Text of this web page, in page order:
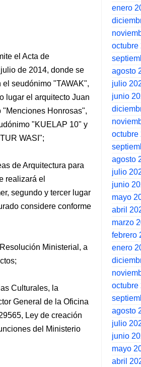
el Acta de
de 2014, donde se
seudónimo "TAWAK",
lugar el arquitecto Juan
Honrosas",
"KUELAP 10" y
WASI";
de Arquitectura para
realizará el
segundo y tercer lugar
considere conforme
Ministerial, a
Culturales, la
General de la Oficina
Ley de creación
del Ministerio
enero
octubre
agosto
julio
junio
octubre
agosto
julio
junio
mayo
abril
marzo
febrero
enero
octubre
agosto
julio
junio
mayo
abril